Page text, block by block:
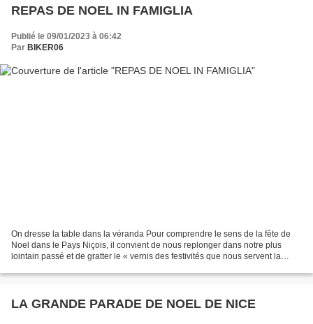
REPAS DE NOEL IN FAMIGLIA
Publié le 09/01/2023 à 06:42
Par BIKER06
On dresse la table dans la véranda Pour comprendre le sens de la fête de
Noel dans le Pays Niçois, il convient de nous replonger dans notre plus
lointain passé et de gratter le « vernis des festivités que nous servent la
LA GRANDE PARADE DE NOEL DE NICE